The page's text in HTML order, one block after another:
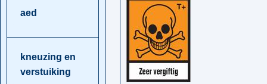
aed
kneuzing en
verstuiking